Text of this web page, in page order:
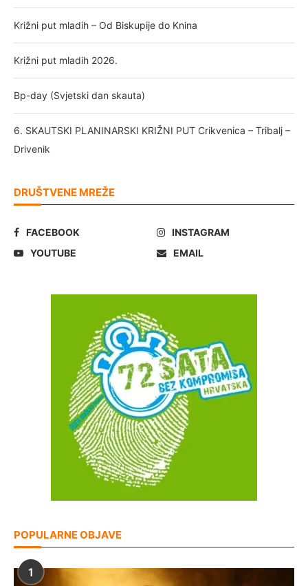
Križni put mladih – Od Biskupije do Knina
Križni put mladih 2026.
Bp-day (Svjetski dan skauta)
6. SKAUTSKI PLANINARSKI KRIŽNI PUT Crikvenica – Tribalj –
Drivenik
DRUŠTVENE MREŽE
FACEBOOK
INSTAGRAM
YOUTUBE
EMAIL
POPULARNE OBJAVE
1